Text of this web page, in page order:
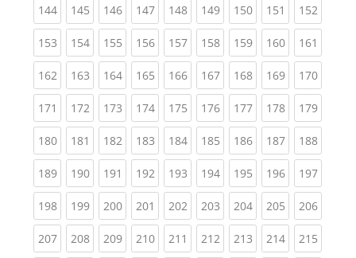
144(current)
145(current)
146(current)
147(current)
148(current)
149(current)
150(current)
151 (current)
152
153(current)
154(current)
155(current)
156(current)
157(current)
158(current)
159(current)
160(current)
161
162(current)
163(current)
164(current)
165(current)
166(current)
167(current)
168(current)
169(current)
170
171 (current)
172(current)
173(current)
174(current)
175(current)
176(current)
177(current)
178(current)
179
180(current)
181 (current)
182(current)
183(current)
184(current)
185(current)
186(current)
187(current)
188
189(current)
190(current)
191 (current)
192(current)
193(current)
194(current)
195(current)
196(current)
197
198(current)
199(current)
200(current)
201 (current)
202(current)
203(current)
204(current)
205(current)
206
207(current)
208(current)
209(current)
210(current)
211 (current)
212(current)
213(current)
214(current)
215